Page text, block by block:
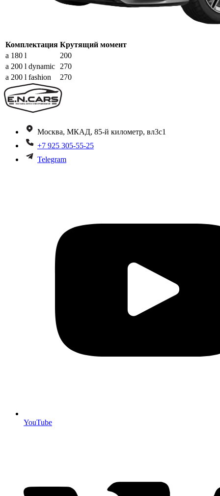
Комплектация Крутящий момент
a 180 l
200
a 200 l dynamic
270
a 200 l fashion
270
Москва, МКАД, 85-й километр, вл3с1
+7 925 305-55-25
Telegram
YouTube